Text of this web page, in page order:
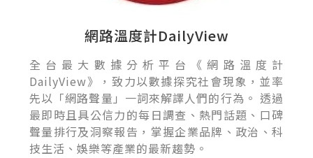
網路溫度計DailyView
全台最大數據分析平台《網路溫度計
DailyView》，致力以數據探究社會現象，並率
先以「網路聲量」一詞來解譯人們的行為。 透過
最即時且具公信力的每日調查、熱門話題、口碑
聲量排行及洞察報告，掌握企業品牌、政治、科
技生活、娛樂等產業的最新趨勢。